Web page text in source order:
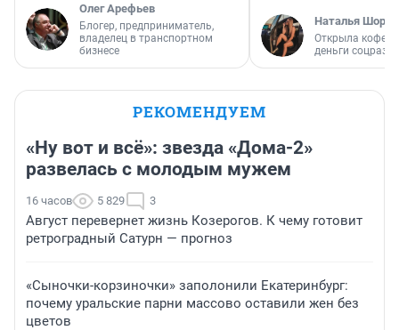
Олег Арефьев
Блогер, предприниматель,
владелец в транспортном
бизнесе
Наталья
Открыла
деньги
РЕКОМЕНДУЕМ
«Ну вот и всё»: звезда «Дома-2»
развелась с молодым мужем
16 часов 5 829 3
Август перевернет жизнь Козерогов. К чему готовит
ретроградный Сатурн — прогноз
«Сыночки-корзиночки» заполонили Екатеринбург:
почему уральские парни массово оставили жен без
цветов